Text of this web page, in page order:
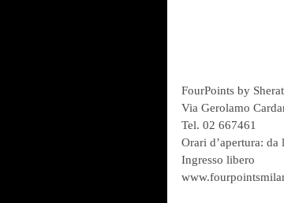
FourPoints by
Via Gerolamo
Tel. 02 667461
Orari d’apertura:
Ingresso libero